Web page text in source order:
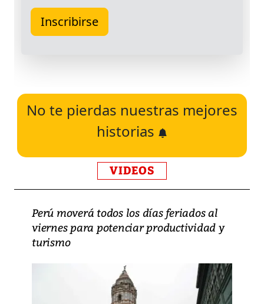
No te pierdas nuestras mejores
historias
VIDEOS
Perú moverá todos los días feriados al
viernes para potenciar productividad y
turismo